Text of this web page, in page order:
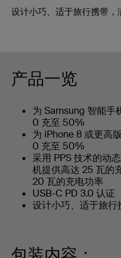
设计小巧、适于旅行携带，
产品一览
为 Samsung 智能手
0 充至 50%
为 iPhone 8 或更高
0 充至 50%
采用 PPS 技术的动
机提供高达 25 瓦的
20 瓦的充电功率
USB-C PD 3.0 认证
设计小巧、适于旅行